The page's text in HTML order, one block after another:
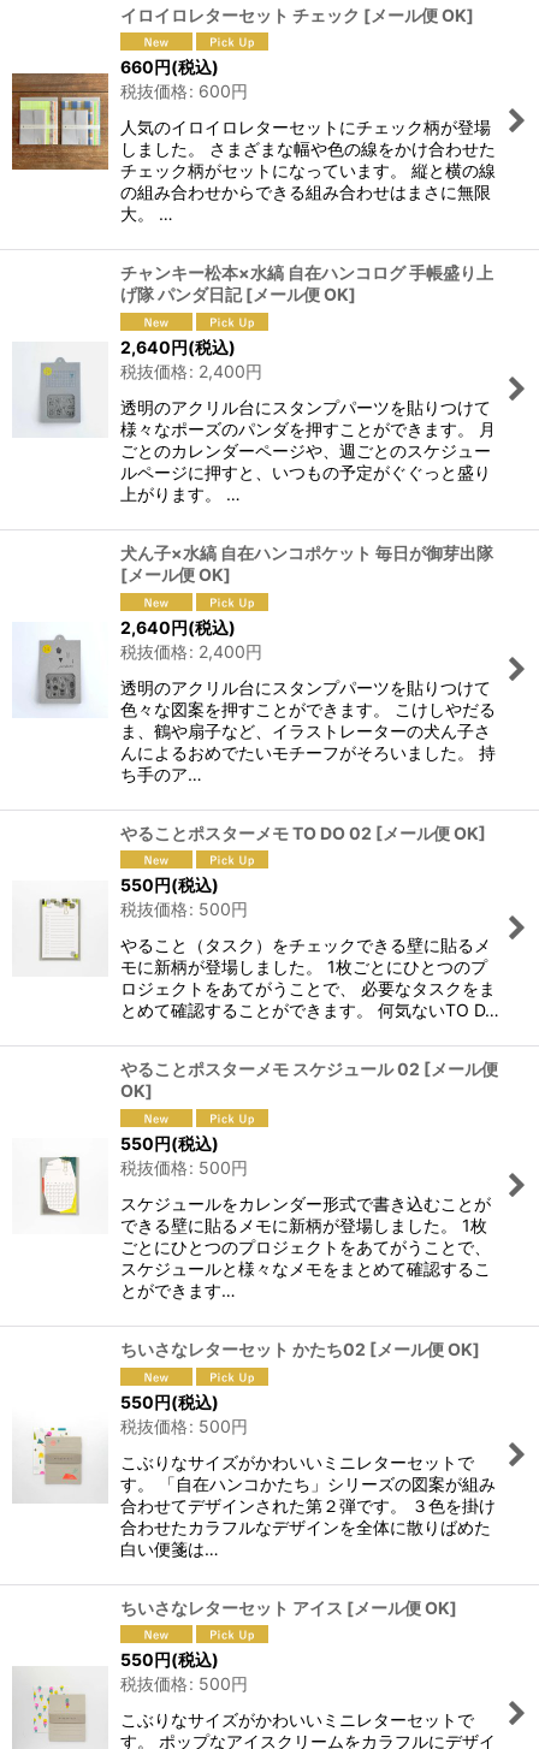
イロイロレターセット チェック [メール便 OK]
660 円(税込)
税抜価格: 600円
人気のイロイロレターセットにチェック柄が登場
しました。 さまざまな幅や色の線をかけ合わせた
チェック柄がセットになっています。 縦と横の線
の組み合わせからできる組み合わせはまさに無限
大。 …
チャンキー松本×水縞 自在ハンコログ 手帳盛り上
げ隊 パンダ日記 [メール便 OK]
2,640円(税込)
税抜価格: 2,400円
透明のアクリル台にスタンプパーツを貼りつけて
様々なポーズのパンダを押すことができます。 月
ごとのカレンダーページや、週ごとのスケジュー
ルページに押すと、いつもの予定がぐぐっと盛り
上がります。 …
犬ん子×水縞 自在ハンコポケット 毎日が御芽出隊
[メール便 OK]
2,640円(税込)
税抜価格: 2,400円
透明のアクリル台にスタンプパーツを貼りつけて
色々な図案を押すことができます。 こけしやだる
ま、鶴や扇子など、イラストレーターの犬ん子さ
んによるおめでたいモチーフがそろいました。 持
ち手のア…
やることポスターメモ TO DO 02 [メール便 OK]
550 円(税込)
税抜価格: 500円
やること（タスク）をチェックできる壁に貼るメ
モに新柄が登場しました。 1枚ごとにひとつのプ
ロジェクトをあてがうことで、 必要なタスクをま
とめて確認することができます。 何気ないTO D…
やることポスターメモ スケジュール 02 [メール便
OK]
550円(税込)
税抜価格: 500円
スケジュールをカレンダー形式で書き込むことが
できる壁に貼るメモに新柄が登場しました。 1枚
ごとにひとつのプロジェクトをあてがうことで、
スケジュールと様々なメモをまとめて確認するこ
とができます…
ちいさなレターセット かたち02 [メール便 OK]
550円(税込)
税抜価格: 500円
こぶりなサイズがかわいいミニレターセットで
す。 「自在ハンコかたち」シリーズの図案が組み
合わせてデザインされた第２弾です。 ３色を掛け
合わせたカラフルなデザインを全体に散りばめた
白い便箋は…
ちいさなレターセット アイス [メール便 OK]
550 円(税込)
税抜価格: 500円
こぶりなサイズがかわいいミニレターセットで
す。 ポップなアイスクリームをカラフルにデザイ